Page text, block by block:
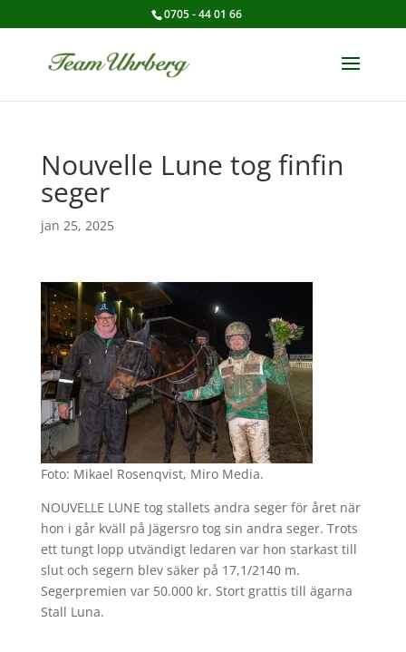
0705 - 44 01 66
Nouvelle Lune tog finfin
seger
jan 25, 2025
Foto: Mikael Rosenqvist, Miro Media.
NOUVELLE LUNE tog stallets andra seger för året när
hon i går kväll på Jägersro tog sin andra seger. Trots
ett tungt lopp utvändigt ledaren var hon starkast till
slut och segern blev säker på 17,1/2140 m.
Segerpremien var 50.000 kr. Stort grattis till ägarna
Stall Luna.